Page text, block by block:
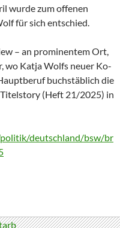
wurde zum offenen
für sich entschied.
– an prominentem Ort,
wo Katja Wolfs neuer Ko-
buchstäblich die
Titelstory (Heft 21/2025) in
deutschland/bsw/br